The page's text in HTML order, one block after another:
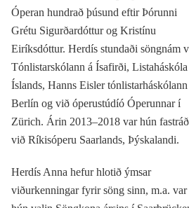
Óperan hundrað þúsund eftir Þórunni
Grétu Sigurðardóttur og Kristínu
Eiríksdóttur. Herdís stundaði söngnám
Tónlistarskólann á Ísafirði, Listaháskóla
Íslands, Hanns Eisler
Berlín og við óperustúdíó Óperunnar í
Zürich. Árin 2013–2018 var hún
við Ríkisóperu Saarlands, Þýskalandi.
Herdís Anna hefur hlotið ýmsar
viðurkenningar fyrir söng sinn, m.a. var